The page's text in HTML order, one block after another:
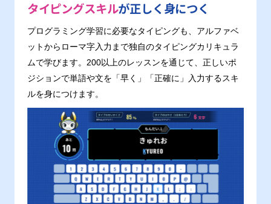
タイピングスキルが正しく身につく
プログラミング学習に必要なタイピングも、アルファベ
ットからローマ字入力まで独自のタイピングカリキュラ
ムで学びます。200以上のレッスンを通じて、正しいポ
ジションで単語や文を「早く」「正確に」入力するスキ
ルを身につけます。